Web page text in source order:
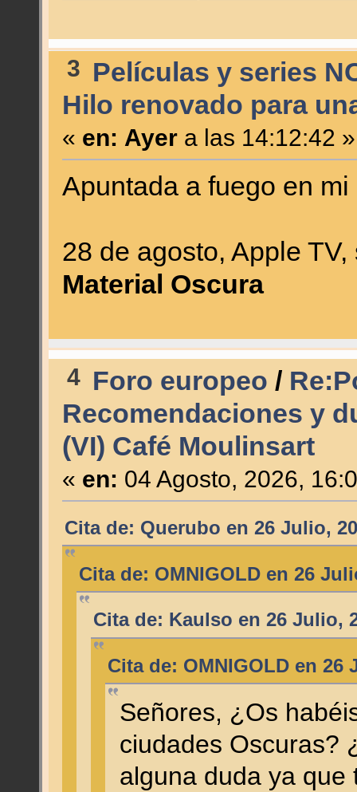
3 Películas y series
Hilo renovado para
« en: Ayera las 14:12:42 »
Apuntada a fuego en
28 de agosto, Apple
Material Oscura
4 Foro europeo /
Recomendaciones y
(VI) Café Moulinsart
« en: 04 Agosto, 2026,
Cita de: Querubo en 26 Julio,
Cita de: OMNIGOLD en 26
Cita de: Kaulso en 26 Julio,
Cita de: OMNIGOLD en 26
Señores, ¿Os
ciudades Oscuras?
alguna duda ya